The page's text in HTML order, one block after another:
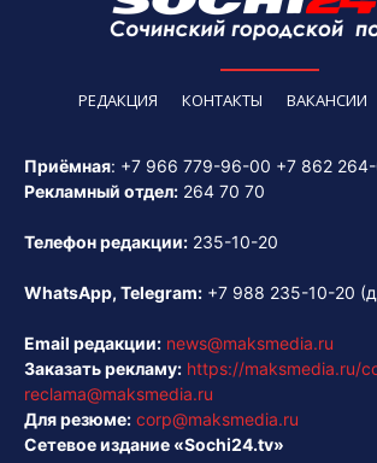
РЕДАКЦИЯ КОНТАКТЫ ВАКАНСИИ
Приёмная: +7 966 779-96-00 +7 862
Рекламный отдел: 264 70 70
Телефон редакции: 235-10-20
WhatsApp, Telegram: +7 988 235-10-20
Email редакции: news@maksmedia.ru
Заказать рекламу: https://maksmedia.ru/
reclama@maksmedia.ru
Для резюме: corp@maksmedia.ru
Сетевое издание «Sochi24.tv»